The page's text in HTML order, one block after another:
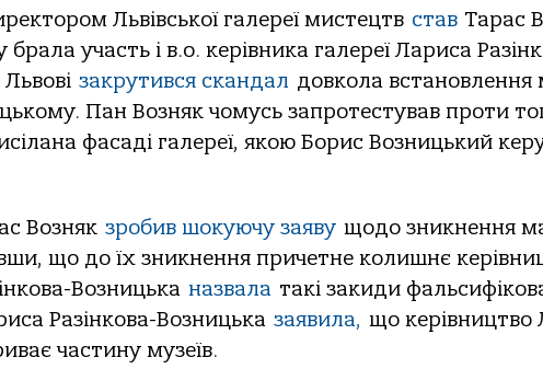
Львівської галереї мистецтв став Тарас
участь і в.о. керівника галереї Лариса
закрутився скандал довкола встановлення
Пан Возняк чомусь запротестував проти
фасаді галереї, якою Борис Возницький
Возняк зробив шокуючу заяву щодо зникнення
що до їх зникнення причетне колишнє
Возницька назвала такі закиди
Разінкова-Возницька заявила, що керівництво
частину музеїв.